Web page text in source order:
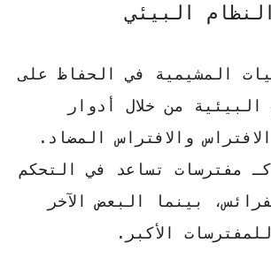
البيئي
المشيمية في الحفاظ على
من خلال أدوار
الافتراس والافتراس المضاد .
مفترسات تساعد في التحكم
بينما البعض الآخر
الأكبر.